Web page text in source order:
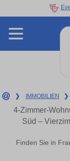
❯ IMMOBILIEN ❯
4-Zimmer-
Süd –
Finden Sie in